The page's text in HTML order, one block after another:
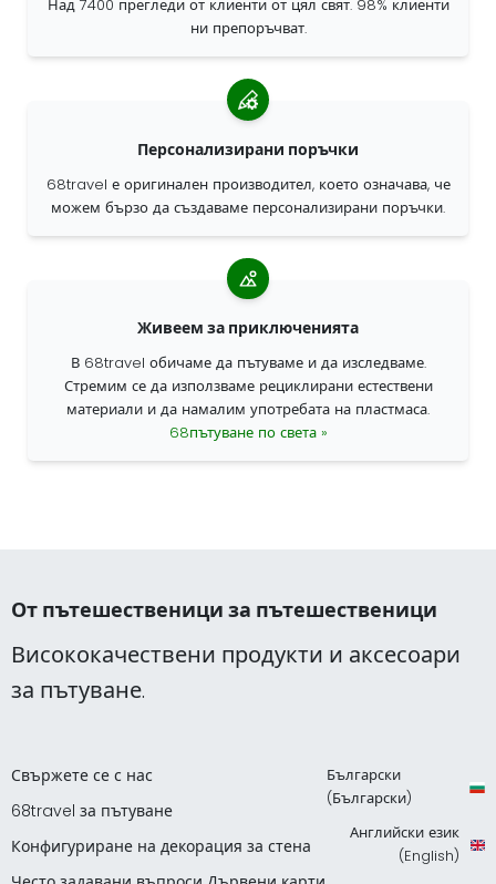
Над 7400 прегледи от клиенти от цял свят. 98% клиенти
ни препоръчват.
Персонализирани поръчки
68travel е оригинален производител, което означава, че
можем бързо да създаваме персонализирани поръчки.
Живеем за приключенията
В 68travel обичаме да пътуваме и да изследваме.
Стремим се да използваме рециклирани естествени
материали и да намалим употребата на пластмаса.
68пътуване по света »
От пътешественици за пътешественици
Висококачествени продукти и аксесоари
за пътуване.
Свържете се с нас
68travel за пътуване
Конфигуриране на декорация за стена
Български
(Български)
Английски език
(English)